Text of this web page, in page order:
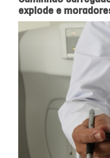
explode e